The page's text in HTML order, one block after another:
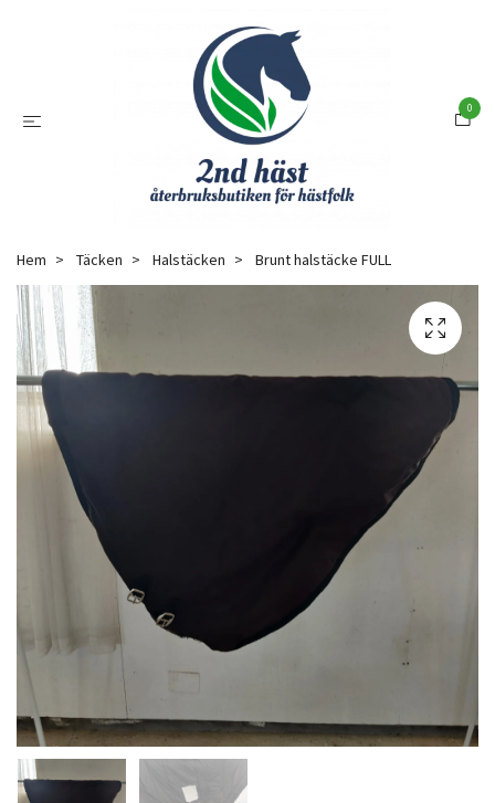
0
Hem Täcken Halstäcken Brunt halstäcke FULL